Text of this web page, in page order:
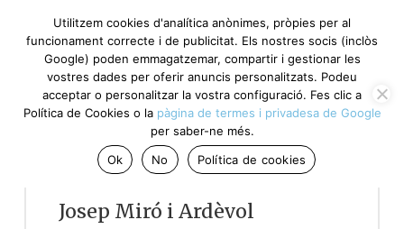
Josep Miró i Ardèvol
Utilitzem cookies d'analítica anònimes, pròpies per al
funcionament correcte i de publicitat. Els nostres socis (inclòs
Google) poden emmagatzemar, compartir i gestionar les
vostres dades per oferir anuncis personalitzats. Podeu
acceptar o personalitzar la vostra configuració. Fes clic a
Política de Cookies o la pàgina de termes i privadesa de Google
per saber-ne més.
Ok
No Política de cookies